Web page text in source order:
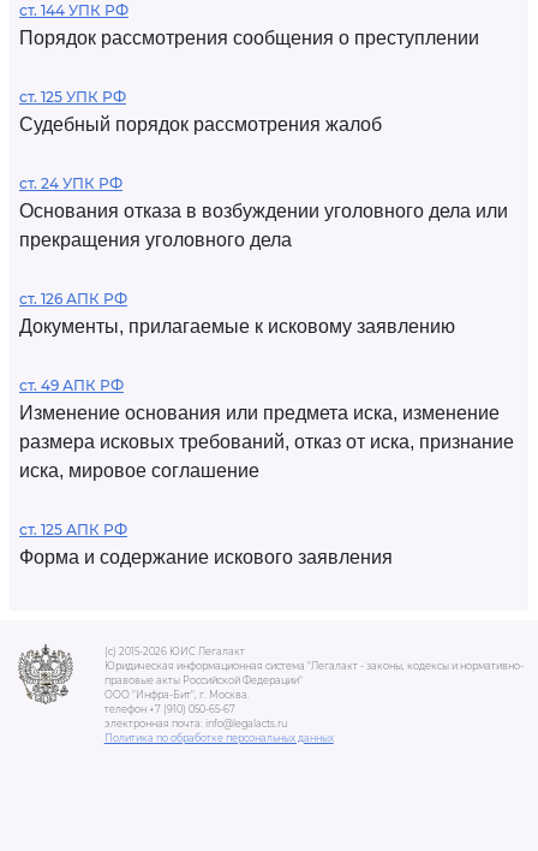
ст. 144 УПК РФ
Порядок рассмотрения сообщения о преступлении
ст. 125 УПК РФ
Судебный порядок рассмотрения жалоб
ст. 24 УПК РФ
Основания отказа в возбуждении уголовного дела или
прекращения уголовного дела
ст. 126 АПК РФ
Документы, прилагаемые к исковому заявлению
ст. 49 АПК РФ
Изменение основания или предмета иска, изменение
размера исковых требований, отказ от иска, признание
иска, мировое соглашение
ст. 125 АПК РФ
Форма и содержание искового заявления
(c) 2015-2026 ЮИС Легалакт
Юридическая информационная система "Легалакт - законы, кодексы и нормативно-
правовые акты Российской Федерации"
ООО "Инфра-Бит", г. Москва.
телефон +7 (910) 050-65-67
электронная почта: info@legalacts.ru
Политика по обработке персональных данных